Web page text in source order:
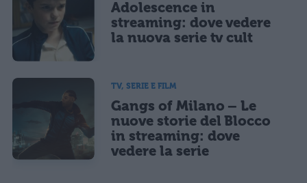
Adolescence in
streaming: dove vedere
la nuova serie tv cult
TV, SERIE E FILM
Gangs of Milano – Le
nuove storie del Blocco
in streaming: dove
vedere la serie